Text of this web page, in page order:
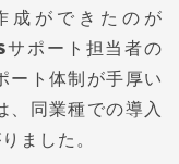
成ができたのが
サポート担当者の
ート体制が手厚い
、同業種での導入
ました。